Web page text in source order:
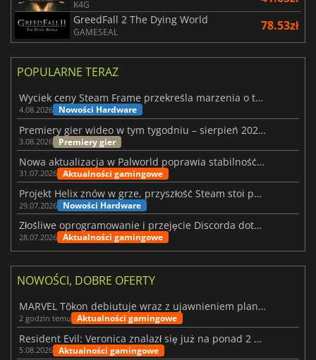
K4G
GreedFall 2 The Dying World
GAMESEAL 78.53zł
POPULARNE TERAZ
Wyciek ceny Steam Frame przekreśla marzenia o tanim zestawie VR
4.08.2026 Nowości Hardware
Premiery gier wideo w tym tygodniu – sierpień 2026 r. (32. tydzień)
3.08.2026 Premiery gier
Nowa aktualizacja w Palworld poprawia stabilność Sunreach i walk z bossami
31.07.2026 Aktualności gamingowe
Projekt Helix znów w grze, przyszłość Steam stoi pod znakiem zapytania
29.07.2026 Nowości Hardware
Złośliwe oprogramowanie i przejęcie Discorda dotknęły Meccha Chameleon
28.07.2026 Aktualności gamingowe
NOWOŚCI, DOBRE OFERTY
MARVEL Tōkon debiutuje wraz z ujawnieniem planu rozwoju na pierwszy rok
2 godzin temu Aktualności gamingowe
Resident Evil: Veronica znalazł się już na ponad 2 milionach list życzeń
5.08.2026 Aktualności gamingowe